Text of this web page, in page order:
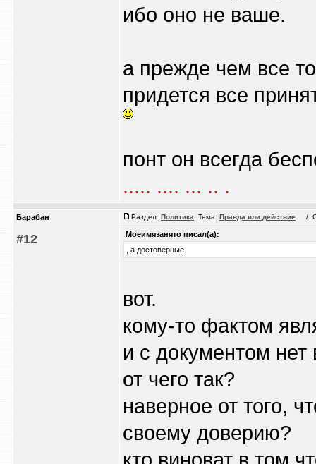
ибо оно не ваше.
а прежде чем все
придется все
понт он всегда
..... .... ... .. .
Барабан
#12
Раздел: Политика Тема: Правда или действие / Сб
Моеимязанято писал(а):
, а достоверные.
вот.
кому-то фактом
и с документом нет
от чего так?
наверное от того,
своему доверию?